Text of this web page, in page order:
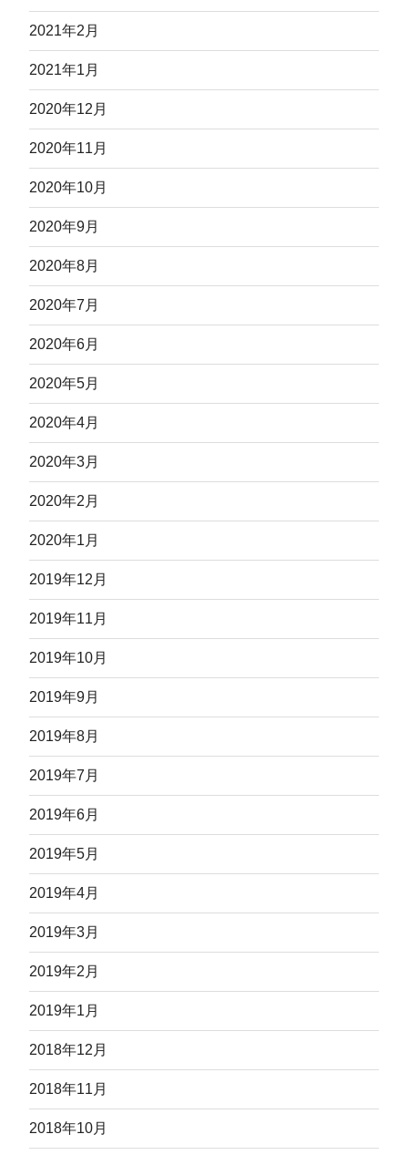
2021年2月
2021年1月
2020年12月
2020年11月
2020年10月
2020年9月
2020年8月
2020年7月
2020年6月
2020年5月
2020年4月
2020年3月
2020年2月
2020年1月
2019年12月
2019年11月
2019年10月
2019年9月
2019年8月
2019年7月
2019年6月
2019年5月
2019年4月
2019年3月
2019年2月
2019年1月
2018年12月
2018年11月
2018年10月